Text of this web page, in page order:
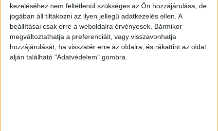
kezeléséhez nem feltétlenül szükséges az Ön hozzájárulása, de
jogában áll tiltakozni az ilyen jellegű adatkezelés ellen. A
beállításai csak erre a weboldalra érvényesek. Bármikor
megváltoztathatja a preferenciáit, vagy visszavonhatja
hozzájárulását, ha visszatér erre az oldalra, és rákattint az oldal
alján található "Adatvédelem" gombra.
Ömlik a pénz a FIFA-hoz
Marketing 2023. február 17.
Rekordbevételt ért el a 2019-2022-es költségvetési
ciklusban a Nemzetközi Labdarúgó-szövetség (FIFA) a